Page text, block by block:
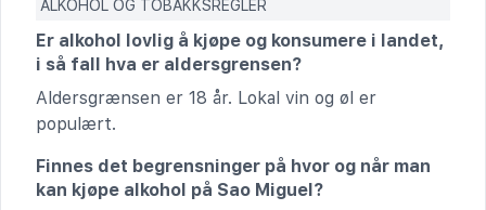
ALKOHOL OG TOBAKKSREGLER
Er alkohol lovlig å kjøpe og konsumere i landet,
i så fall hva er aldersgrensen?
Aldersgrænsen er 18 år. Lokal vin og øl er
populært.
Finnes det begrensninger på hvor og når man
kan kjøpe alkohol på Sao Miguel?